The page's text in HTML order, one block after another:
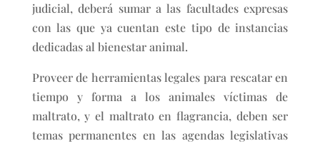
judicial, deberá sumar a las facultades expresas
con las que ya cuentan este tipo de instancias
dedicadas al bienestar animal.
Proveer de herramientas legales para rescatar en
tiempo y forma a los animales víctimas de
maltrato, y el maltrato en flagrancia, deben ser
temas permanentes en las agendas legislativas